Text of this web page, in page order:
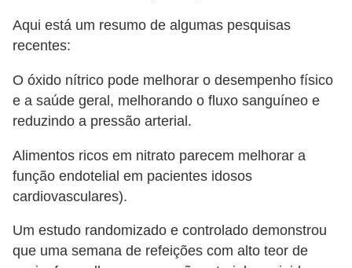
Aqui está um resumo de algumas pesquisas
recentes:
O óxido nítrico pode melhorar o desempenho físico
e a saúde geral, melhorando o fluxo sanguíneo e
reduzindo a pressão arterial.
Alimentos ricos em nitrato parecem melhorar a
função endotelial em pacientes idosos
cardiovasculares).
Um estudo randomizado e controlado demonstrou
que uma semana de refeições com alto teor de